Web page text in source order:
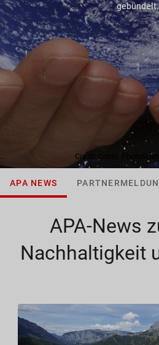
gebündelt.
Credit: Credit:
APA NEWS
APA-News
Nachhaltigkeit